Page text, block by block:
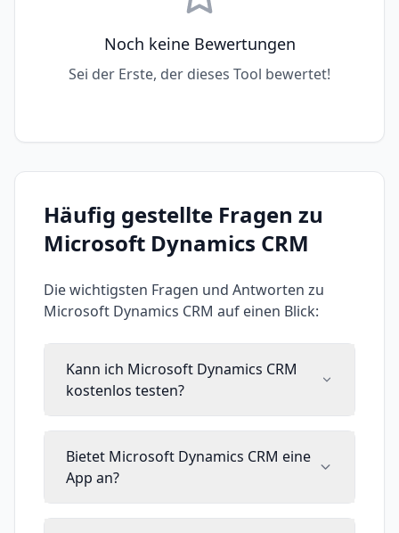
Noch keine Bewertungen
Sei der Erste, der dieses Tool bewertet!
Häufig gestellte Fragen zu
Microsoft Dynamics CRM
Die wichtigsten Fragen und Antworten zu
Microsoft Dynamics CRM auf einen Blick:
Kann ich Microsoft Dynamics CRM
kostenlos testen?
Bietet Microsoft Dynamics CRM eine
App an?